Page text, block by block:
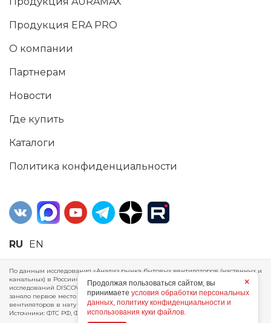
Продукция ERA PRO
О компании
Партнерам
Новости
Где купить
Каталоги
Политика конфиденциальности
RU EN
По данным исследования «Анализ рынка бытовых вентиляторов (настенных и
канальных) в России», проведенного Агентством маркетинговых
исследований DISCOVERY RESEARCH Group, 2025 г. ERA Group (ООО «ЭРА»)
заняло первое место по производству, объему продаж и экспорту бытовых
вентиляторов в натуральном и стоимостном выражении за 2024 год.
Источники: ФТС РФ, ФСГС РФ, исследования DISCOVERY RESEARCH Group.
×
Продолжая пользоваться сайтом, вы
принимаете условия обработки персональных
данных, политику конфиденциальности и
использования куки файлов.